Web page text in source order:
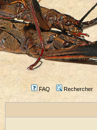
FAQ Rechercher